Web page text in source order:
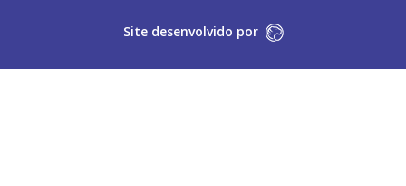
Site desenvolvido por